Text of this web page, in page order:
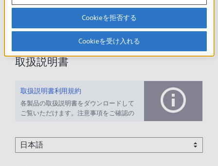
現在、本ページで提供されているアップデート情報はありませ
取扱説明書
取扱説明書利用規約
各製品の取扱説明書をダウンロードして
ご覧いただけます。注意事項をご確認の
Cookieを拒否する
Cookieを受け入れる